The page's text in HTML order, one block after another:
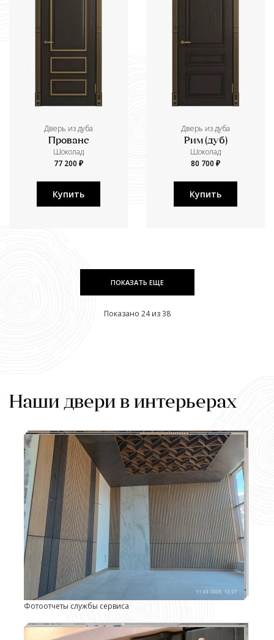
Дверь из дуба
Прованс
Шоколад
77 200 ₽
Купить
Дверь из дуба
Рим (дуб)
Шоколад
80 700 ₽
Купить
ПОКАЗАТЬ ЕЩЕ
Показано 24 из 38
Наши двери в интерьерах
Фотоотчеты службы сервиса